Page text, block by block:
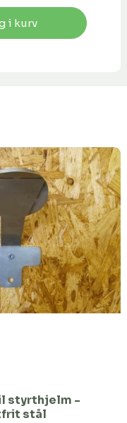
i kurv
styrthjelm -
stål